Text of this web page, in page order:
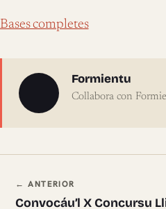
Bases completes
Sobre l'autor
Formientu
Collabora con
Navegación ente
← ANTERIOR
Convocáu’l X Concursu